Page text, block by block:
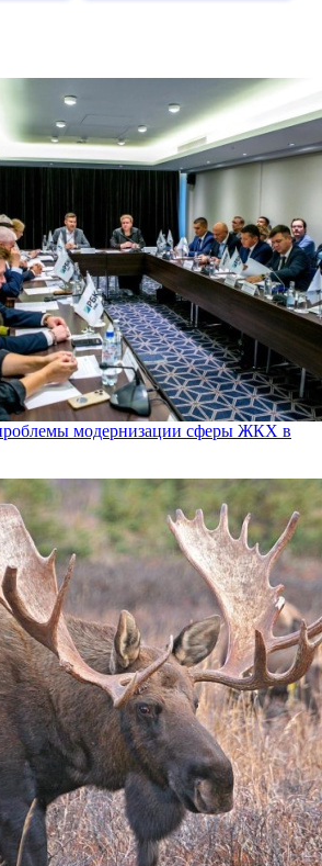
модернизации сферы ЖКХ в